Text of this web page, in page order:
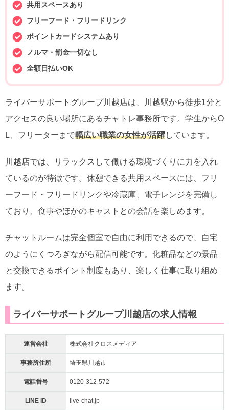
共用スペースあり
フリーフード・フリードリンク
ポイントカードシステムあり
ノルマ・罰金一切なし
全額日払いOK
ライバーサポートグループ川越店は、川越駅から徒歩1分と
アクセスの良い場所にあるチャトレ事務所です。学生からO
L、フリーターまで幅広い職業の女性が活躍しています。
川越店では、リラックスして働ける環境づくりに力を入れ
ているのが特徴です。休憩できる共用スペースには、フリ
ーフード・フリードリンクや冷蔵庫、電子レンジを完備し
ており、食事やほかのキャストとの会話を楽しめます。
チャットルームは完全個室で自由に利用できるので、自宅
のようにくつろぎながら配信可能です。化粧品などの景品
と交換できるポイント制度もあり、楽しく仕事に取り組め
ます。
ライバーサポートグループ川越店の求人情報
運営会社 株式会社クロスメディア
事務所住所 埼玉県川越市
電話番号 0120-312-572
LINE ID live-chat.jp